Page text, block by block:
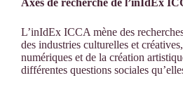
L’inIdEx ICCA mène des
des industries culturelles et
numériques et de la création
différentes questions sociales